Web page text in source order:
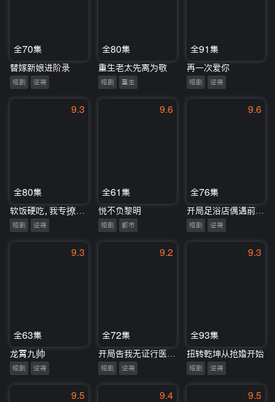
全70集
替嫁新娘进阶录
短剧 逆袭
全80集
重生老太先离为敬
短剧 重生
全91集
再一次爱你
短剧 逆袭
9.3
全80集
短剧 逆袭
9.6
全61集
悦不负黎明
短剧 都市
9.6
全76集
短剧 逆袭
9.3
全63集
龙霄九帅
短剧 逆袭
9.2
全72集
短剧 逆袭
9.3
全93集
扭转乾坤从抢婚开始
短剧 逆袭
9.5 9.4 9.5